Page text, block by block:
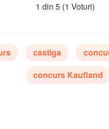
(1 Voturi)
castiga
concursuri
concurs Kaufland